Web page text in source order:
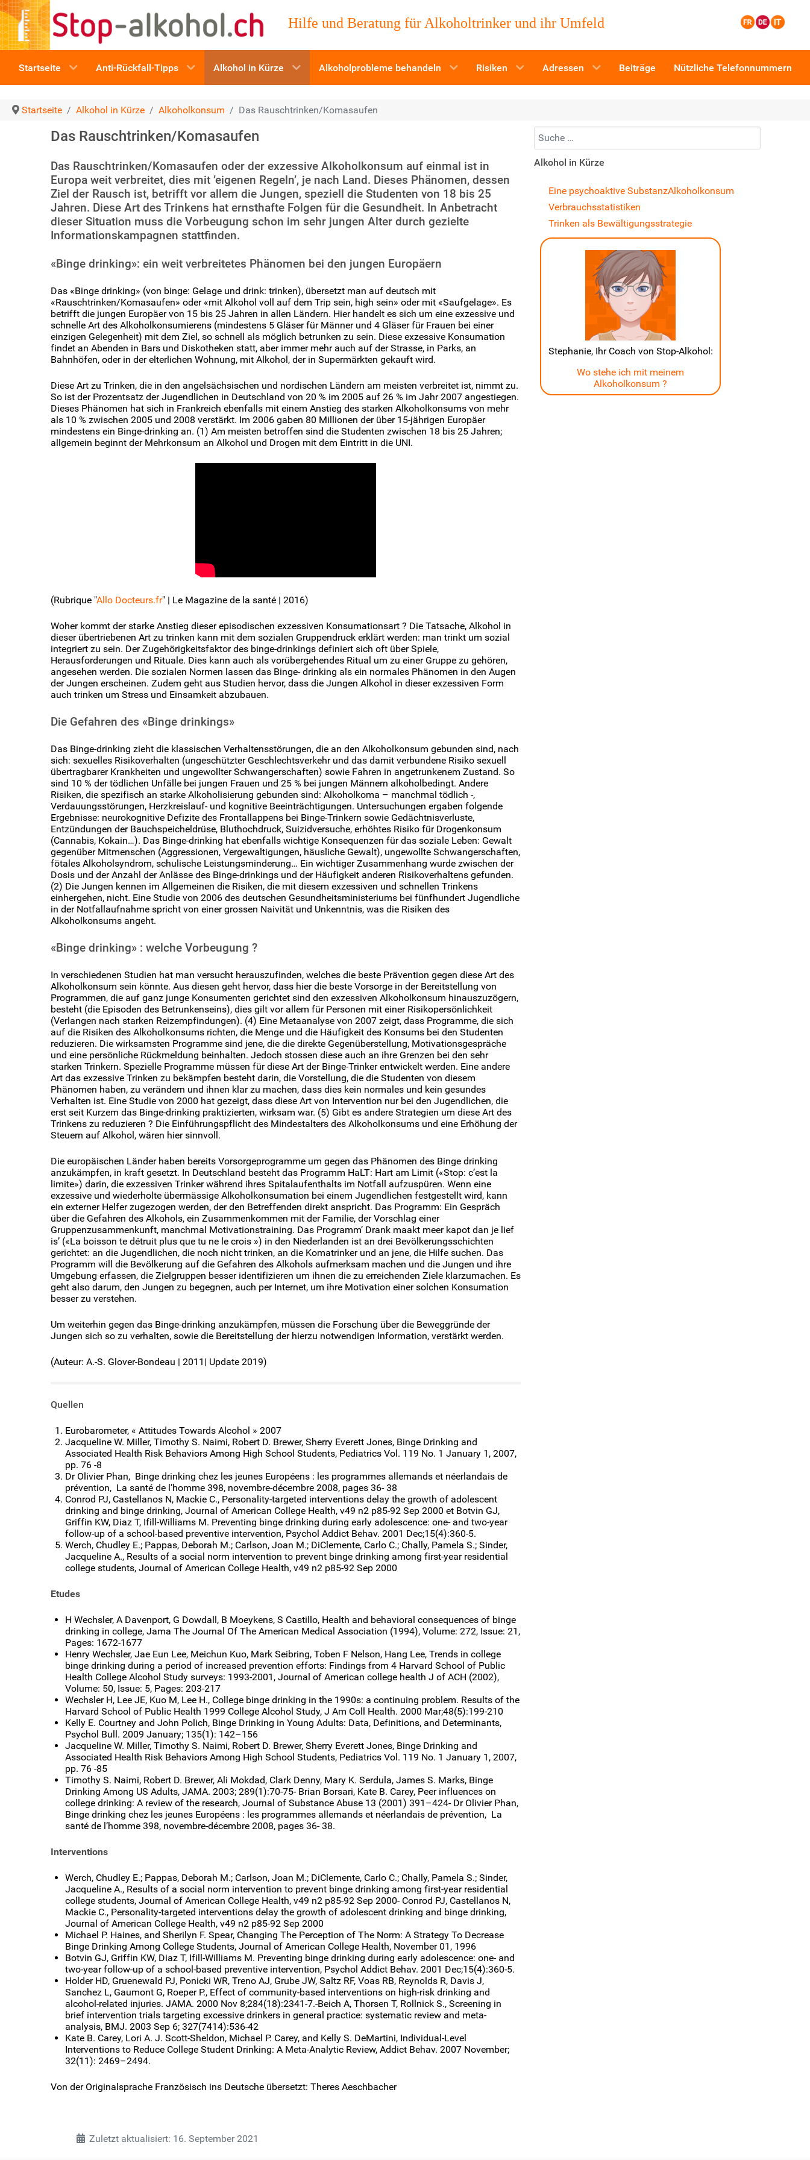
Hilfe und Beratung für Alkoholtrinker und ihr Umfeld
Startseite Anti-Rückfall-Tipps Alkohol in Kürze Alkoholprobleme behandeln Risiken Adressen Beiträge Nützliche Telefonnummern
Startseite Alkohol in Kürze Alkoholkonsum Das Rauschtrinken/Komasaufen
Das Rauschtrinken/Komasaufen
Das Rauschtrinken/Komasaufen oder der exzessive Alkoholkonsum auf einmal ist in
Europa weit verbreitet, dies mit ’eigenen Regeln’, je nach Land. Dieses Phänomen, dessen
Ziel der Rausch ist, betrifft vor allem die Jungen, speziell die Studenten von 18 bis 25
Jahren. Diese Art des Trinkens hat ernsthafte Folgen für die Gesundheit. In Anbetracht
dieser Situation muss die Vorbeugung schon im sehr jungen Alter durch gezielte
Informationskampagnen stattfinden.
«Binge drinking»: ein weit verbreitetes Phänomen bei den jungen Europäern
Das «Binge drinking» (von binge: Gelage und drink: trinken), übersetzt man auf deutsch mit
«Rauschtrinken/Komasaufen» oder «mit Alkohol voll auf dem Trip sein, high sein» oder mit «Saufgelage». Es
betrifft die jungen Europäer von 15 bis 25 Jahren in allen Ländern. Hier handelt es sich um eine exzessive und
schnelle Art des Alkoholkonsumierens (mindestens 5 Gläser für Männer und 4 Gläser für Frauen bei einer
einzigen Gelegenheit) mit dem Ziel, so schnell als möglich betrunken zu sein. Diese exzessive Konsumation
findet an Abenden in Bars und Diskotheken statt, aber immer mehr auch auf der Strasse, in Parks, an
Bahnhöfen, oder in der elterlichen Wohnung, mit Alkohol, der in Supermärkten gekauft wird.
Diese Art zu Trinken, die in den angelsächsischen und nordischen Ländern am meisten verbreitet ist, nimmt zu.
So ist der Prozentsatz der Jugendlichen in Deutschland von 20 % im 2005 auf 26 % im Jahr 2007 angestiegen.
Dieses Phänomen hat sich in Frankreich ebenfalls mit einem Anstieg des starken Alkoholkonsums von mehr
als 10 % zwischen 2005 und 2008 verstärkt. Im 2006 gaben 80 Millionen der über 15-jährigen Europäer
mindestens ein Binge-drinking an. (1) Am meisten betroffen sind die Studenten zwischen 18 bis 25 Jahren;
allgemein beginnt der Mehrkonsum an Alkohol und Drogen mit dem Eintritt in die UNI.
(Rubrique "Allo Docteurs.fr" | Le Magazine de la santé | 2016)
Woher kommt der starke Anstieg dieser episodischen exzessiven Konsumationsart ? Die Tatsache, Alkohol in
dieser übertriebenen Art zu trinken kann mit dem sozialen Gruppendruck erklärt werden: man trinkt um sozial
integriert zu sein. Der Zugehörigkeitsfaktor des binge-drinkings definiert sich oft über Spiele,
Herausforderungen und Rituale. Dies kann auch als vorübergehendes Ritual um zu einer Gruppe zu gehören,
angesehen werden. Die sozialen Normen lassen das Binge- drinking als ein normales Phänomen in den Augen
der Jungen erscheinen. Zudem geht aus Studien hervor, dass die Jungen Alkohol in dieser exzessiven Form
auch trinken um Stress und Einsamkeit abzubauen.
Die Gefahren des «Binge drinkings»
Das Binge-drinking zieht die klassischen Verhaltensstörungen, die an den Alkoholkonsum gebunden sind, nach
sich: sexuelles Risikoverhalten (ungeschützter Geschlechtsverkehr und das damit verbundene Risiko sexuell
übertragbarer Krankheiten und ungewollter Schwangerschaften) sowie Fahren in angetrunkenem Zustand. So
sind 10 % der tödlichen Unfälle bei jungen Frauen und 25 % bei jungen Männern alkoholbedingt. Andere
Risiken, die spezifisch an starke Alkoholisierung gebunden sind: Alkoholkoma – manchmal tödlich -,
Verdauungsstörungen, Herzkreislauf- und kognitive Beeinträchtigungen. Untersuchungen ergaben folgende
Ergebnisse: neurokognitive Defizite des Frontallappens bei Binge-Trinkern sowie Gedächtnisverluste,
Entzündungen der Bauchspeicheldrüse, Bluthochdruck, Suizidversuche, erhöhtes Risiko für Drogenkonsum
(Cannabis, Kokain…). Das Binge-drinking hat ebenfalls wichtige Konsequenzen für das soziale Leben: Gewalt
gegenüber Mitmenschen (Aggressionen, Vergewaltigungen, häusliche Gewalt), ungewollte Schwangerschaften,
fötales Alkoholsyndrom, schulische Leistungsminderung… Ein wichtiger Zusammenhang wurde zwischen der
Dosis und der Anzahl der Anlässe des Binge-drinkings und der Häufigkeit anderen Risikoverhaltens gefunden.
(2) Die Jungen kennen im Allgemeinen die Risiken, die mit diesem exzessiven und schnellen Trinkens
einhergehen, nicht. Eine Studie von 2006 des deutschen Gesundheitsministeriums bei fünfhundert Jugendliche
in der Notfallaufnahme spricht von einer grossen Naivität und Unkenntnis, was die Risiken des
Alkoholkonsums angeht.
«Binge drinking» : welche Vorbeugung ?
In verschiedenen Studien hat man versucht herauszufinden, welches die beste Prävention gegen diese Art des
Alkoholkonsum sein könnte. Aus diesen geht hervor, dass hier die beste Vorsorge in der Bereitstellung von
Programmen, die auf ganz junge Konsumenten gerichtet sind den exzessiven Alkoholkonsum hinauszuzögern,
besteht (die Episoden des Betrunkenseins), dies gilt vor allem für Personen mit einer Risikopersönlichkeit
(Verlangen nach starken Reizempfindungen). (4) Eine Metaanalyse von 2007 zeigt, dass Programme, die sich
auf die Risiken des Alkoholkonsums richten, die Menge und die Häufigkeit des Konsums bei den Studenten
reduzieren. Die wirksamsten Programme sind jene, die die direkte Gegenüberstellung, Motivationsgespräche
und eine persönliche Rückmeldung beinhalten. Jedoch stossen diese auch an ihre Grenzen bei den sehr
starken Trinkern. Spezielle Programme müssen für diese Art der Binge-Trinker entwickelt werden. Eine andere
Art das exzessive Trinken zu bekämpfen besteht darin, die Vorstellung, die die Studenten von diesem
Phänomen haben, zu verändern und ihnen klar zu machen, dass dies kein normales und kein gesundes
Verhalten ist. Eine Studie von 2000 hat gezeigt, dass diese Art von Intervention nur bei den Jugendlichen, die
erst seit Kurzem das Binge-drinking praktizierten, wirksam war. (5) Gibt es andere Strategien um diese Art des
Trinkens zu reduzieren ? Die Einführungspflicht des Mindestalters des Alkoholkonsums und eine Erhöhung der
Steuern auf Alkohol, wären hier sinnvoll.
Die europäischen Länder haben bereits Vorsorgeprogramme um gegen das Phänomen des Binge drinking
anzukämpfen, in kraft gesetzt. In Deutschland besteht das Programm HaLT: Hart am Limit («Stop: c’est la
limite») darin, die exzessiven Trinker während ihres Spitalaufenthalts im Notfall aufzuspüren. Wenn eine
exzessive und wiederholte übermässige Alkoholkonsumation bei einem Jugendlichen festgestellt wird, kann
ein externer Helfer zugezogen werden, der den Betreffenden direkt anspricht. Das Programm: Ein Gespräch
über die Gefahren des Alkohols, ein Zusammenkommen mit der Familie, der Vorschlag einer
Gruppenzusammenkunft, manchmal Motivationstraining. Das Programm’ Drank maakt meer kapot dan je lief
is’ («La boisson te détruit plus que tu ne le crois ») in den Niederlanden ist an drei Bevölkerungsschichten
gerichtet: an die Jugendlichen, die noch nicht trinken, an die Komatrinker und an jene, die Hilfe suchen. Das
Programm will die Bevölkerung auf die Gefahren des Alkohols aufmerksam machen und die Jungen und ihre
Umgebung erfassen, die Zielgruppen besser identifizieren um ihnen die zu erreichenden Ziele klarzumachen. Es
geht also darum, den Jungen zu begegnen, auch per Internet, um ihre Motivation einer solchen Konsumation
besser zu verstehen.
Um weiterhin gegen das Binge-drinking anzukämpfen, müssen die Forschung über die Beweggründe der
Jungen sich so zu verhalten, sowie die Bereitstellung der hierzu notwendigen Information, verstärkt werden.
(Auteur: A.-S. Glover-Bondeau | 2011| Update 2019)
Quellen
Eurobarometer, « Attitudes Towards Alcohol » 2007
Jacqueline W. Miller, Timothy S. Naimi, Robert D. Brewer, Sherry Everett Jones, Binge Drinking and
Associated Health Risk Behaviors Among High School Students, Pediatrics Vol. 119 No. 1 January 1, 2007,
pp. 76 -8
Dr Olivier Phan, Binge drinking chez les jeunes Européens : les programmes allemands et néerlandais de
prévention, La santé de l’homme 398, novembre-décembre 2008, pages 36- 38
Conrod PJ, Castellanos N, Mackie C., Personality-targeted interventions delay the growth of adolescent
drinking and binge drinking, Journal of American College Health, v49 n2 p85-92 Sep 2000 et Botvin GJ,
Griffin KW, Diaz T, Ifill-Williams M. Preventing binge drinking during early adolescence: one- and two-year
follow-up of a school-based preventive intervention, Psychol Addict Behav. 2001 Dec;15(4):360-5.
Werch, Chudley E.; Pappas, Deborah M.; Carlson, Joan M.; DiClemente, Carlo C.; Chally, Pamela S.; Sinder,
Jacqueline A., Results of a social norm intervention to prevent binge drinking among first-year residential
college students, Journal of American College Health, v49 n2 p85-92 Sep 2000
Etudes
H Wechsler, A Davenport, G Dowdall, B Moeykens, S Castillo, Health and behavioral consequences of binge
drinking in college, Jama The Journal Of The American Medical Association (1994), Volume: 272, Issue: 21,
Pages: 1672-1677
Henry Wechsler, Jae Eun Lee, Meichun Kuo, Mark Seibring, Toben F Nelson, Hang Lee, Trends in college
binge drinking during a period of increased prevention efforts: Findings from 4 Harvard School of Public
Health College Alcohol Study surveys: 1993-2001, Journal of American college health J of ACH (2002),
Volume: 50, Issue: 5, Pages: 203-217
Wechsler H, Lee JE, Kuo M, Lee H., College binge drinking in the 1990s: a continuing problem. Results of the
Harvard School of Public Health 1999 College Alcohol Study, J Am Coll Health. 2000 Mar;48(5):199-210
Kelly E. Courtney and John Polich, Binge Drinking in Young Adults: Data, Definitions, and Determinants,
Psychol Bull. 2009 January; 135(1): 142–156
Jacqueline W. Miller, Timothy S. Naimi, Robert D. Brewer, Sherry Everett Jones, Binge Drinking and
Associated Health Risk Behaviors Among High School Students, Pediatrics Vol. 119 No. 1 January 1, 2007,
pp. 76 -85
Timothy S. Naimi, Robert D. Brewer, Ali Mokdad, Clark Denny, Mary K. Serdula, James S. Marks, Binge
Drinking Among US Adults, JAMA. 2003; 289(1):70-75- Brian Borsari, Kate B. Carey, Peer influences on
college drinking: A review of the research, Journal of Substance Abuse 13 (2001) 391–424- Dr Olivier Phan,
Binge drinking chez les jeunes Européens : les programmes allemands et néerlandais de prévention, La
santé de l’homme 398, novembre-décembre 2008, pages 36- 38.
Interventions
Werch, Chudley E.; Pappas, Deborah M.; Carlson, Joan M.; DiClemente, Carlo C.; Chally, Pamela S.; Sinder,
Jacqueline A., Results of a social norm intervention to prevent binge drinking among first-year residential
college students, Journal of American College Health, v49 n2 p85-92 Sep 2000- Conrod PJ, Castellanos N,
Mackie C., Personality-targeted interventions delay the growth of adolescent drinking and binge drinking,
Journal of American College Health, v49 n2 p85-92 Sep 2000
Michael P. Haines, and Sherilyn F. Spear, Changing The Perception of The Norm: A Strategy To Decrease
Binge Drinking Among College Students, Journal of American College Health, November 01, 1996
Botvin GJ, Griffin KW, Diaz T, Ifill-Williams M. Preventing binge drinking during early adolescence: one- and
two-year follow-up of a school-based preventive intervention, Psychol Addict Behav. 2001 Dec;15(4):360-5.
Holder HD, Gruenewald PJ, Ponicki WR, Treno AJ, Grube JW, Saltz RF, Voas RB, Reynolds R, Davis J,
Sanchez L, Gaumont G, Roeper P., Effect of community-based interventions on high-risk drinking and
alcohol-related injuries. JAMA. 2000 Nov 8;284(18):2341-7.-Beich A, Thorsen T, Rollnick S., Screening in
brief intervention trials targeting excessive drinkers in general practice: systematic review and meta-
analysis, BMJ. 2003 Sep 6; 327(7414):536-42
Kate B. Carey, Lori A. J. Scott-Sheldon, Michael P. Carey, and Kelly S. DeMartini, Individual-Level
Interventions to Reduce College Student Drinking: A Meta-Analytic Review, Addict Behav. 2007 November;
32(11): 2469–2494.
Von der Originalsprache Französisch ins Deutsche übersetzt: Theres Aeschbacher
Zuletzt aktualisiert: 16. September 2021
Suchen...
Alkohol in Kürze
Eine psychoaktive SubstanzAlkoholkonsum
Verbrauchsstatistiken
Trinken als Bewältigungsstrategie
Stephanie, Ihr Coach von Stop-Alkohol:
Wo stehe ich mit meinem
Alkoholkonsum ?